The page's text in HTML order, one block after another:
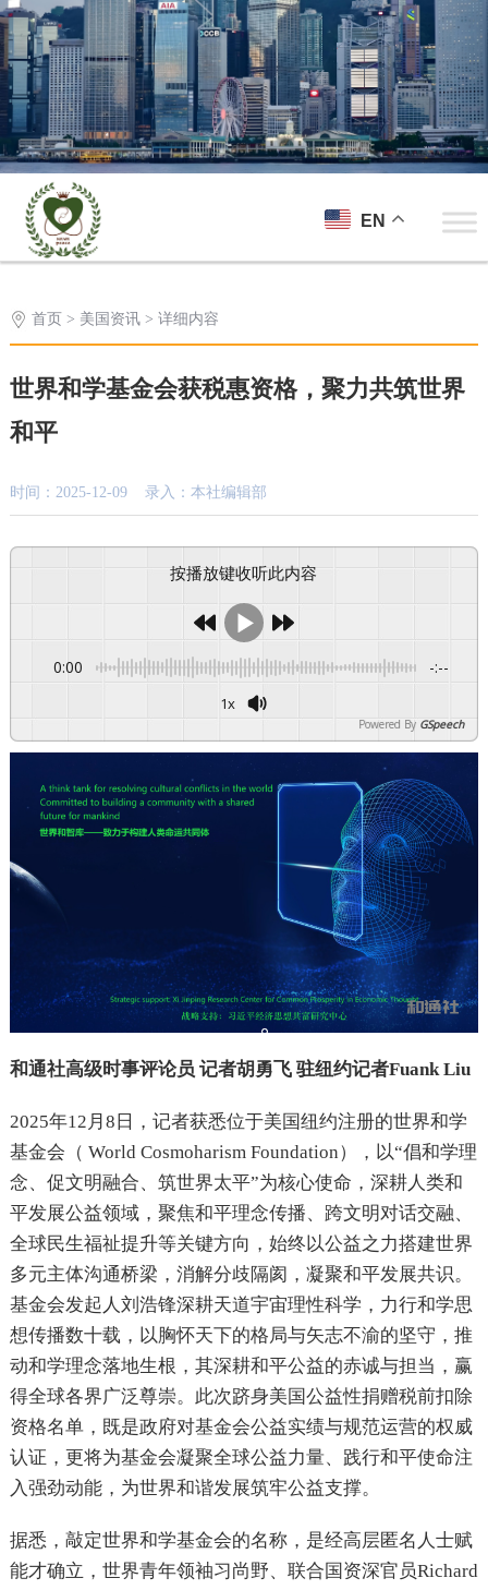
EN
首页 > 美国资讯> 详细内容
世界和学基金会获税惠资格，聚力共筑世界
和平
时间：2025-12-09 录入：本社编辑部
按播放键收听此内容
0:00 -:--
1x
Powered By GSpeech
和通社高级时事评论员 记者胡勇飞驻纽约记者Fuank Liu
2025年12月8日，记者获悉位于美国纽约注册的世界和学
基金会（ World Cosmoharism Foundation），以“倡和学理
念、促文明融合、筑世界太平”为核心使命，深耕人类和
平发展公益领域，聚焦和平理念传播、跨文明对话交融、
全球民生福祉提升等关键方向，始终以公益之力搭建世界
多元主体沟通桥梁，消解分歧隔阂，凝聚和平发展共识。
基金会发起人刘浩锋深耕天道宇宙理性科学，力行和学思
想传播数十载，以胸怀天下的格局与矢志不渝的坚守，推
动和学理念落地生根，其深耕和平公益的赤诚与担当，赢
得全球各界广泛尊崇。此次跻身美国公益性捐赠税前扣除
资格名单，既是政府对基金会公益实绩与规范运营的权威
认证，更将为基金会凝聚全球公益力量、践行和平使命注
入强劲动能，为世界和谐发展筑牢公益支撑。
据悉，敲定世界和学基金会的名称，是经高层匿名人士赋
能才确立，世界青年领袖习尚野、联合国资深官员Richard